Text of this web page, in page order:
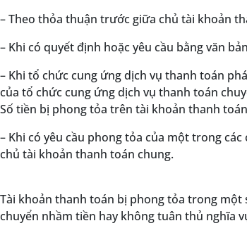
– Theo thỏa thuận trước giữa chủ tài khoản
– Khi có quyết định hoặc yêu cầu bằng văn
– Khi tổ chức cung ứng dịch vụ thanh toán
của tổ chức cung ứng dịch vụ thanh toán
Số tiền bị phong tỏa trên tài khoản thanh
– Khi có yêu cầu phong tỏa của một trong
chủ tài khoản thanh toán chung.
Tài khoản thanh toán bị phong tỏa trong một
chuyển nhầm tiền hay không tuân thủ nghĩa